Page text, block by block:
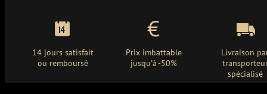
14 jours satisfait
ou remboursé
Prix imbattable
jusqu'à -50%
Livraison
spécialisé